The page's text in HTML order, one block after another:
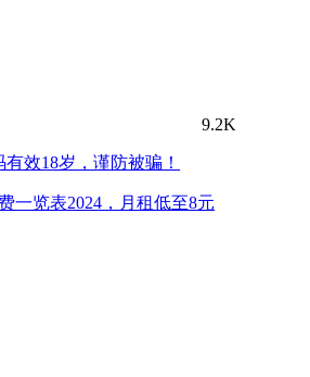
9.2K
效18岁，谨防被骗！
一览表2024，月租低至8元